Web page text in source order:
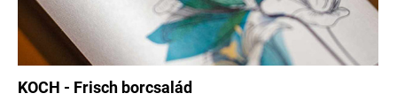
KOCH - Frisch borcsalád